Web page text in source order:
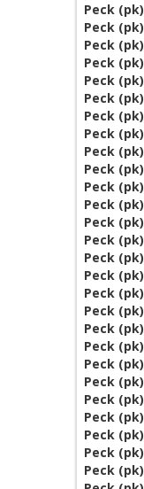
Peck
Peck
Peck
Peck
Peck
Peck
Peck
Peck
Peck
Peck
Peck
Peck
Peck
Peck
Peck
Peck
Peck
Peck
Peck
Peck
Peck
Peck
Peck
Peck
Peck
Peck
Peck